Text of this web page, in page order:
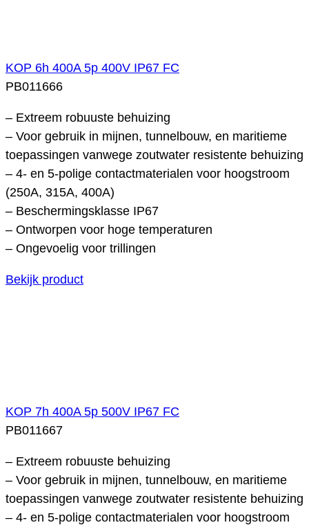
KOP 6h 400A 5p 400V IP67 FC
PB011666
– Extreem robuuste behuizing
– Voor gebruik in mijnen, tunnelbouw, en maritieme
toepassingen vanwege zoutwater resistente behuizing
– 4- en 5-polige contactmaterialen voor hoogstroom
(250A, 315A, 400A)
– Beschermingsklasse IP67
– Ontworpen voor hoge temperaturen
– Ongevoelig voor trillingen
Bekijk product
KOP 7h 400A 5p 500V IP67 FC
PB011667
– Extreem robuuste behuizing
– Voor gebruik in mijnen, tunnelbouw, en maritieme
toepassingen vanwege zoutwater resistente behuizing
– 4- en 5-polige contactmaterialen voor hoogstroom